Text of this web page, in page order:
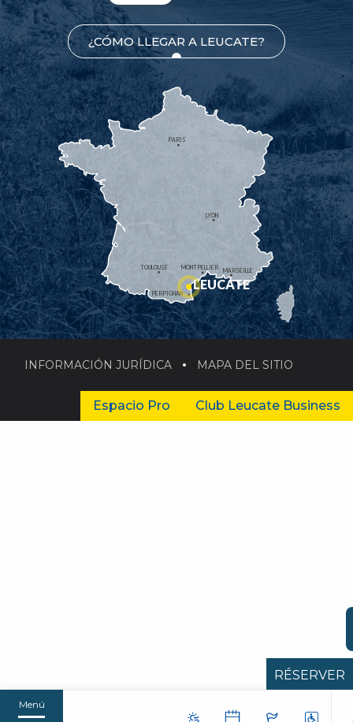
Menú
¿CÓMO LLEGAR A LEUCATE?
MONTPELLIER
PERPIGNAN
MARSEILLE
TOULOUSE
LYON
PARIS
LEUCATE
INFORMACIÓN JURÍDICA MAPA DEL SITIO
Espacio Pro Club Leucate Business
RÉSERVER